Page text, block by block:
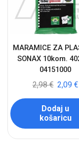
MARAMICE ZA
SONAX 10kom.
04151000
2,98€ 2,09 €
Dodaj u
košaricu